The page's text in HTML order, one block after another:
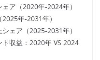
ア（2020年-2024年）
年-2031年）
ェア（2025-2031年）
ト収益：2020年 VS 2024